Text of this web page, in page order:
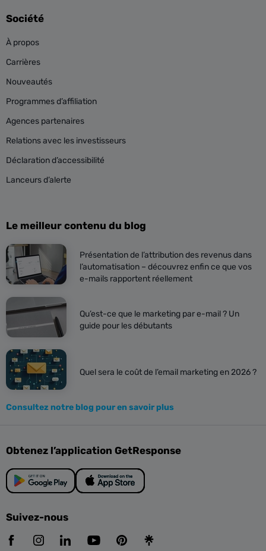
Société
À propos
Carrières
Nouveautés
Programmes d’affiliation
Agences partenaires
Relations avec les investisseurs
Déclaration d’accessibilité
Lanceurs d’alerte
Le meilleur contenu du blog
Présentation de l’attribution des revenus dans
l’automatisation – découvrez enfin ce que vos
e-mails rapportent réellement
Qu’est-ce que le marketing par e-mail ? Un
guide pour les débutants
Quel sera le coût de l’email marketing en 2026 ?
Consultez notre blog pour en savoir plus
Obtenez l’application GetResponse
Suivez-nous